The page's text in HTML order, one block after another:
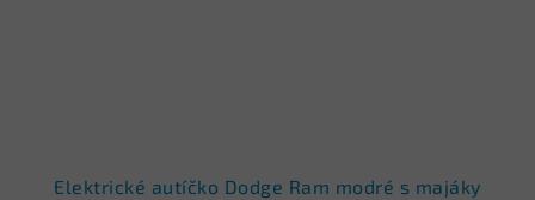
Elektrické autíčko Dodge Ram modré s majáky